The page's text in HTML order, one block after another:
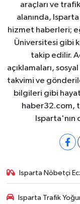
araçları ve
alanında,
hizmet haberleri;
Üniversitesi gibi
takip edilir.
açıklamaları,
takvimi ve
bilgileri gibi
haber32.com,
Isparta'nın
Isparta Nöbetçi
Isparta Trafik